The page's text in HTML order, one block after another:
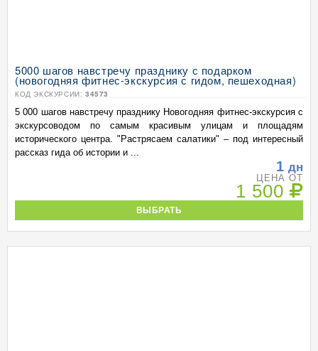
5000 шагов навстречу празднику с подарком
(новогодняя фитнес-экскурсия с гидом, пешеходная)
КОД ЭКСКУРСИИ: 34573
5 000 шагов навстречу празднику Новогодняя фитнес-экскурсия с
экскурсоводом по самым красивым улицам и площадям
исторического центра. "Растрясаем салатики" – под интересный
рассказ гида об истории и ...
1 дн
ЦЕНА ОТ
1 500
ВЫБРАТЬ